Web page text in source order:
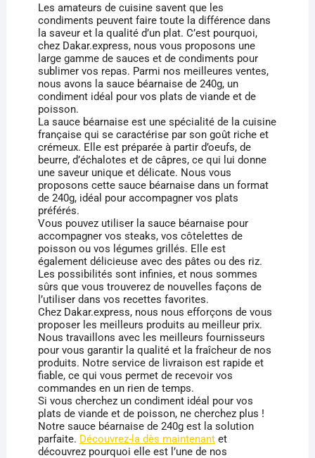
Les amateurs de cuisine savent que les
condiments peuvent faire toute la différence dans
la saveur et la qualité d’un plat. C’est pourquoi,
chez Dakar.express, nous vous proposons une
large gamme de sauces et de condiments pour
sublimer vos repas. Parmi nos meilleures ventes,
nous avons la sauce béarnaise de 240g, un
condiment idéal pour vos plats de viande et de
poisson.
La sauce béarnaise est une spécialité de la cuisine
française qui se caractérise par son goût riche et
crémeux. Elle est préparée à partir d’oeufs, de
beurre, d’échalotes et de câpres, ce qui lui donne
une saveur unique et délicate. Nous vous
proposons cette sauce béarnaise dans un format
de 240g, idéal pour accompagner vos plats
préférés.
Vous pouvez utiliser la sauce béarnaise pour
accompagner vos steaks, vos côtelettes de
poisson ou vos légumes grillés. Elle est
également délicieuse avec des pâtes ou des riz.
Les possibilités sont infinies, et nous sommes
sûrs que vous trouverez de nouvelles façons de
l’utiliser dans vos recettes favorites.
Chez Dakar.express, nous nous efforçons de vous
proposer les meilleurs produits au meilleur prix.
Nous travaillons avec les meilleurs fournisseurs
pour vous garantir la qualité et la fraîcheur de nos
produits. Notre service de livraison est rapide et
fiable, ce qui vous permet de recevoir vos
commandes en un rien de temps.
Si vous cherchez un condiment idéal pour vos
plats de viande et de poisson, ne cherchez plus !
Notre sauce béarnaise de 240g est la solution
parfaite. Découvrez-la dès maintenantet
découvrez pourquoi elle est l’une de nos